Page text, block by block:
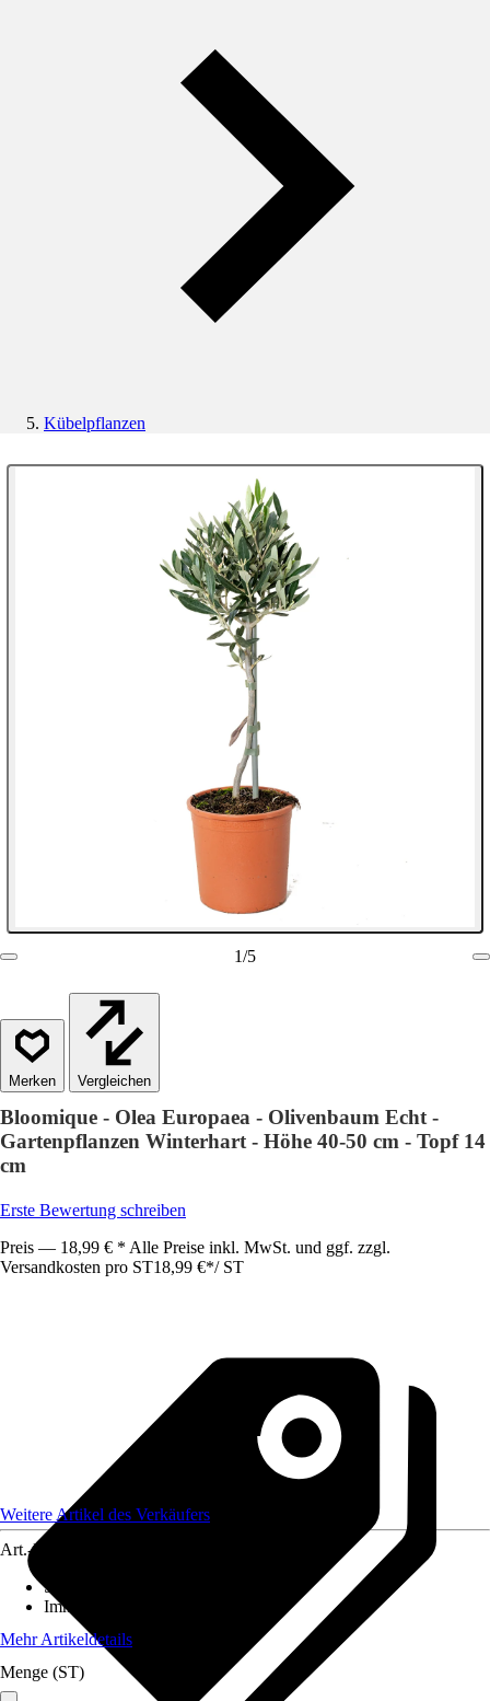
Kübelpflanzen
1/5
Vergleichen
Bloomique - Olea Europaea - Olivenbaum Echt -
Gartenpflanzen Winterhart - Höhe 40-50 cm - Topf 14
cm
Erste Bewertung schreiben
Preis — 18,99 € * Alle Preise inkl. MwSt. und ggf. zzgl.
Versandkosten pro ST18,99 €*/ ST
Weitere Artikel des Verkäufers
Art.-Nr.
Standort
Immergrün
Mehr Artikeldetails
Menge (ST)